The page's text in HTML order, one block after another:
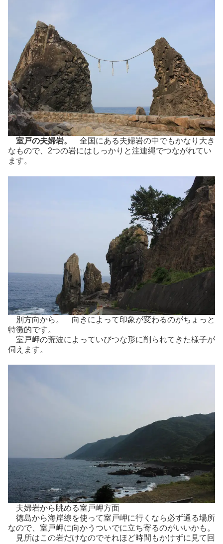
室戸の夫婦岩。 全国にある夫婦岩の中でもかなり大き
なもので、2つの岩にはしっかりと注連縄でつながれてい
ます。
別方向から。 向きによって印象が変わるのがちょっと
特徴的です。
室戸岬の荒波によっていびつな形に削られてきた様子が
伺えます。
夫婦岩から眺める室戸岬方面
徳島から海岸線を使って室戸岬に行くなら必ず通る場所
なので、室戸岬に向かうついでに立ち寄るのがいいかも。
見所はこの岩だけなのでそれほど時間もかけずに見て回